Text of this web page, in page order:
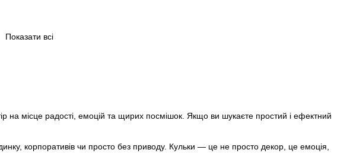
на місце радості, емоцій та щирих посмішок. Якщо ви шукаєте простий і ефектний
корпоративів чи просто без приводу. Кульки — це не просто декор, це емоція,
Показати всі